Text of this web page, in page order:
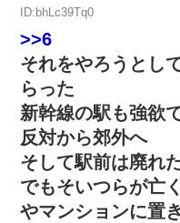
ID:bhLc39Tq0
>>6
それをやろうとし
らった
新幹線の駅も強欲
反対から郊外へ
そして駅前は廃れ
でもそいつらが亡
やマンションに置